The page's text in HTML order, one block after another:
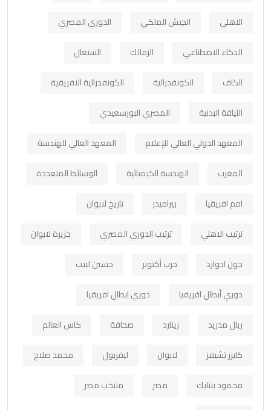
الاهلي
الجيش الملكي
الدوري المصري
الذكاء الاصطناعي
الزمالك
السنغال
الكاف
الكونفدرالية
الكونفدرالية الافريقية
اللياقة البدنية
المصري البورسعيدي
المعهد الدولي العالي للإعلام
المعهد العالي للهندسة
المغرب
الهندسة الكيميائية
الوسائط المتعددة
امم افريقيا
بيراميدز
تاريخ لابوان
ترتيب الاهلي
ترتيب الدوري المصري
جزيرة لابوان
جون ادوارد
حرب أكتوبر
حسين لبيب
دوري أبطال افريقيا
دوري ابطال افريقيا
ريال مدريد
رينارد صحافة
كاس العالم
كايزر تشيفز
لابوان ليفربول
محمد صلاح
محمود بنتايك
مصر
منتخب مصر